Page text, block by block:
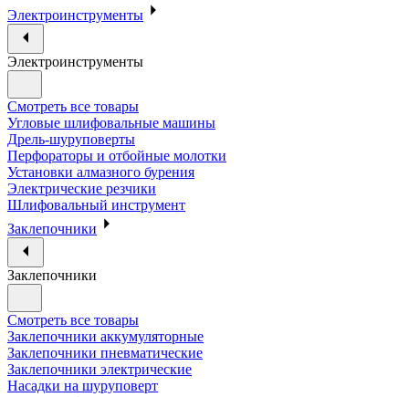
Электроинструменты
Электроинструменты
Смотреть все товары
Угловые шлифовальные машины
Дрель-шуруповерты
Перфораторы и отбойные молотки
Установки алмазного бурения
Электрические резчики
Шлифовальный инструмент
Заклепочники
Заклепочники
Смотреть все товары
Заклепочники аккумуляторные
Заклепочники пневматические
Заклепочники электрические
Насадки на шуруповерт